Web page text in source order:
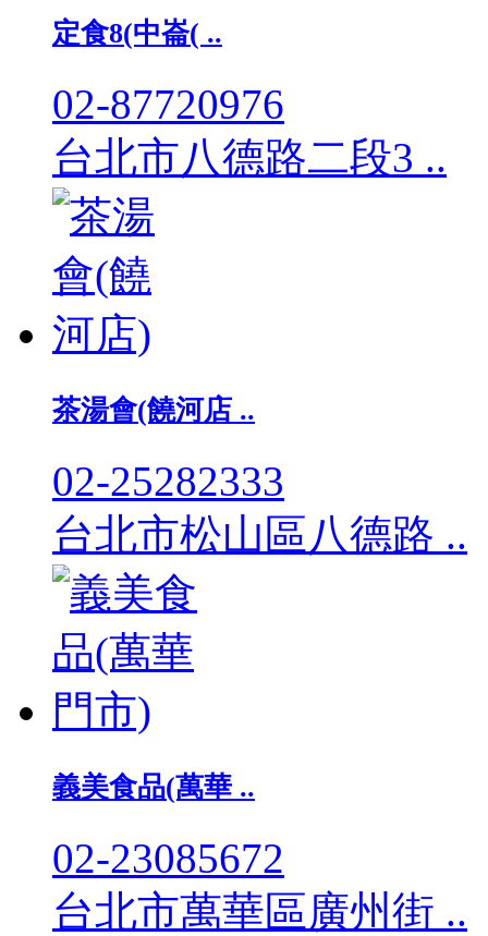
定食8(中崙( ..
02-87720976
台北市八德路二段3 ..
茶湯會(饒河店 ..
02-25282333
台北市松山區八德路 ..
義美食品(萬華 ..
02-23085672
台北市萬華區廣州街 ..